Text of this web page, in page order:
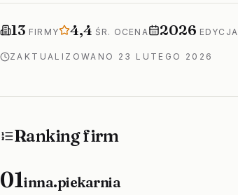
Firm w rankingu
13 FIRMYŚrednia ocena
4,4 ŚR. OCENARok edycji
2026 EDYCJA
ZAKTUALIZOWANO 23 LUTEGO 2026
Ranking firm
01inna.piekarnia